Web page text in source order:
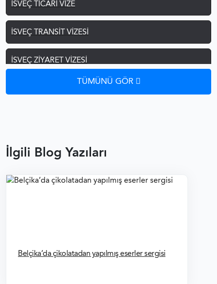
İSVEÇ TICARI VIZE
İSVEÇ TRANSIT VIZESI
İSVEÇ ZIYARET VIZESI
SCHENGEN VIZESI FOTOĞRAF ÖZELLIKLERI
TÜMÜNÜ GÖR
İlgili Blog Yazıları
Belçika’da çikolatadan yapılmış eserler sergisi